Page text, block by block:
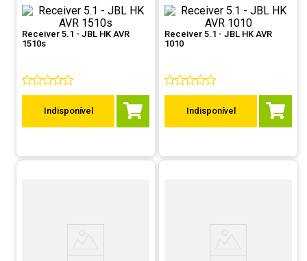
Receiver 5.1 - JBL HK AVR
1510s
Indisponível
Receiver 5.1 - JBL HK AVR
1010
Indisponível